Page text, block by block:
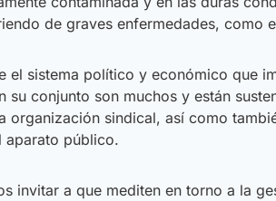
de graves enfermedades, como
sistema político y económico que
conjunto son muchos y están
sindical, así como
aparato público.
invitar a que mediten en torno a la